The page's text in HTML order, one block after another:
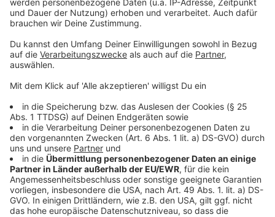
powered byUsercentrics Consent
Management Platform
Anzeige
©Copyright: Netflix
Edgar ist plötzlich verschwunden - Vincent ist
Anzeige
©Copyright: Netflix
Das Monster Eric soll Edgar zurück nach Hause lotsen.